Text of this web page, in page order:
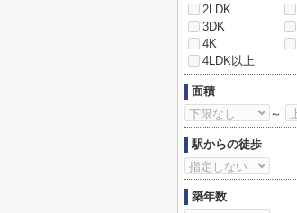
2LDK
3DK
4K
4LDK以上
面積
～
駅からの徒歩
築年数